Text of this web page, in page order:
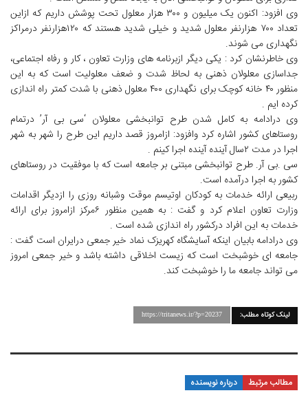
وی افزود: اکنون یک میلیون و ۳۰۰ هزار معلول تحت پوشش داریم که ازاین
تعداد ۷۰۰ هزارنفر معلول شدید و خیلی شدید هستند که ۱۲۰هزارنفر درمراکز
نگهداری می شوند.
وی خاطرنشان کرد : یکی دیگر ازبرنامه های وزارت تعاون ، کار و رفاه اجتماعی،
جداسازی معلولان ذهنی به لحاظ شدت و ضعف معلولیت است که به این
منظور ۴۰ خانه کوچک برای نگهداری ۴۰۰ معلول ذهنی با شدت کمتر راه اندازی
کرده ایم .
وی درادامه به کامل شدن طرح توانبخشی معلولان ‘سی بی آر’ درتمام
روستاهای کشور اشاره کرد وافزود: ازامروز قصد داریم این طرح را شهر به شهر
اجرا در مدت ۲سال آینده آینده اجرا کینم .
سی .بی آر. طرح توانبخشی مبتنی بر جامعه است که با موفقیت در روستاهای
کشور به اجرا درآمده است.
ربیعی ارائه خدمات به کودکان اوتیسم موقت وشبانه روزی را ازدیگر اقدامات
وزارت تعاون اعلام کرد و گفت : به همین منظور ۶مرکز ازامروز برای ارائه
خدمات به این افراد درکشور راه اندازی شده است .
وی درادامه بابیان اینکه آسایشگاه کهریزک نماد خیر جمعی درایران است گفت :
جامعه ای خوشبخت است که زیست اخلاقی داشته باشد و خیر جمعی امروز
می تواند جامعه ما را خوشبخت کند.
لینک کوتاه مطلب: https://tritanews.ir/?p=20237
مطالب مرتبط درباره نویسنده